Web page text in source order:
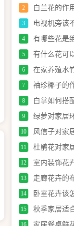
2 白兰花的作
3 电视机旁该
4 有哪些花是
5 有什么花可
6 在家养殖水
7 袖珍椰子的
8 白掌如何搭
9 绿萝对家居
10 风信子对家
11 杜鹃花对家
12 室内装饰花
13 走廊花卉的
14 卧室花卉该
15 秋季家居适
16 家居餐桌鲜